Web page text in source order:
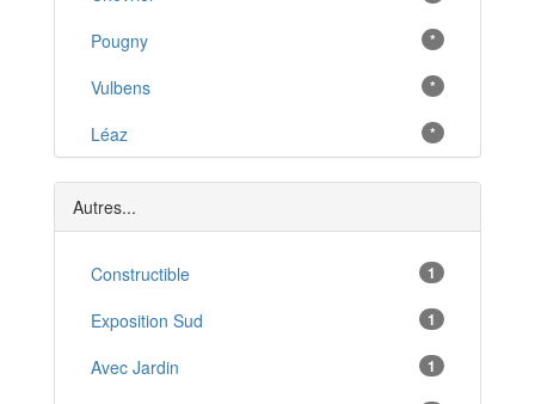
Pougny *
Vulbens *
Léaz *
Lancrans *
Péron *
Valleiry *
Dingy-en-Vuache *
Confort *
Autres...
Constructible 1
Exposition Sud 1
Avec Jardin 1